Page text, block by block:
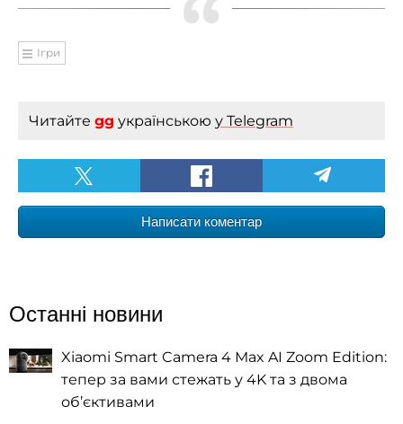
Ігри
Читайте gg українською у Telegram
Написати коментар
Останні новини
Xiaomi Smart Camera 4 Max AI Zoom Edition:
тепер за вами стежать у 4K та з двома
об’єктивами